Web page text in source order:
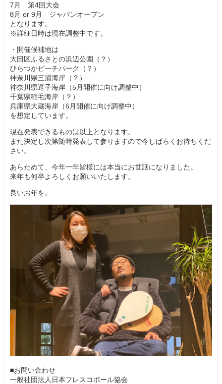
7月 第4回大会
8月 or 9月 ジャパンオープン
となります。
※詳細日時は現在調整中です。
・開催候補地は
大田区ふるさとの浜辺公園（？）
ひらつかビーチパーク（？）
神奈川県三浦海岸（？）
神奈川県逗子海岸（5月開催に向け調整中）
千葉県稲毛海岸（？）
兵庫県大蔵海岸（6月開催に向け調整中）
を想定しています。
現在発表できるものは以上となります。
また決定し次第随時発表して参りますので今しばらくお待ちくだ
さい。
あらためて、今年一年皆様には本当にお世話になりました。
来年も何卒よろしくお願いいたします。
良いお年を。
■お問い合わせ
一般社団法人日本フレスコボール協会